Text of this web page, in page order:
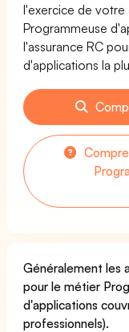
l'exercice de votre
Programmeuse
l'assurance RC
d'applications la
Généralement les
pour le métier
d'applications
professionnels).